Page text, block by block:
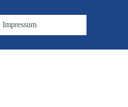
▼
Impressum